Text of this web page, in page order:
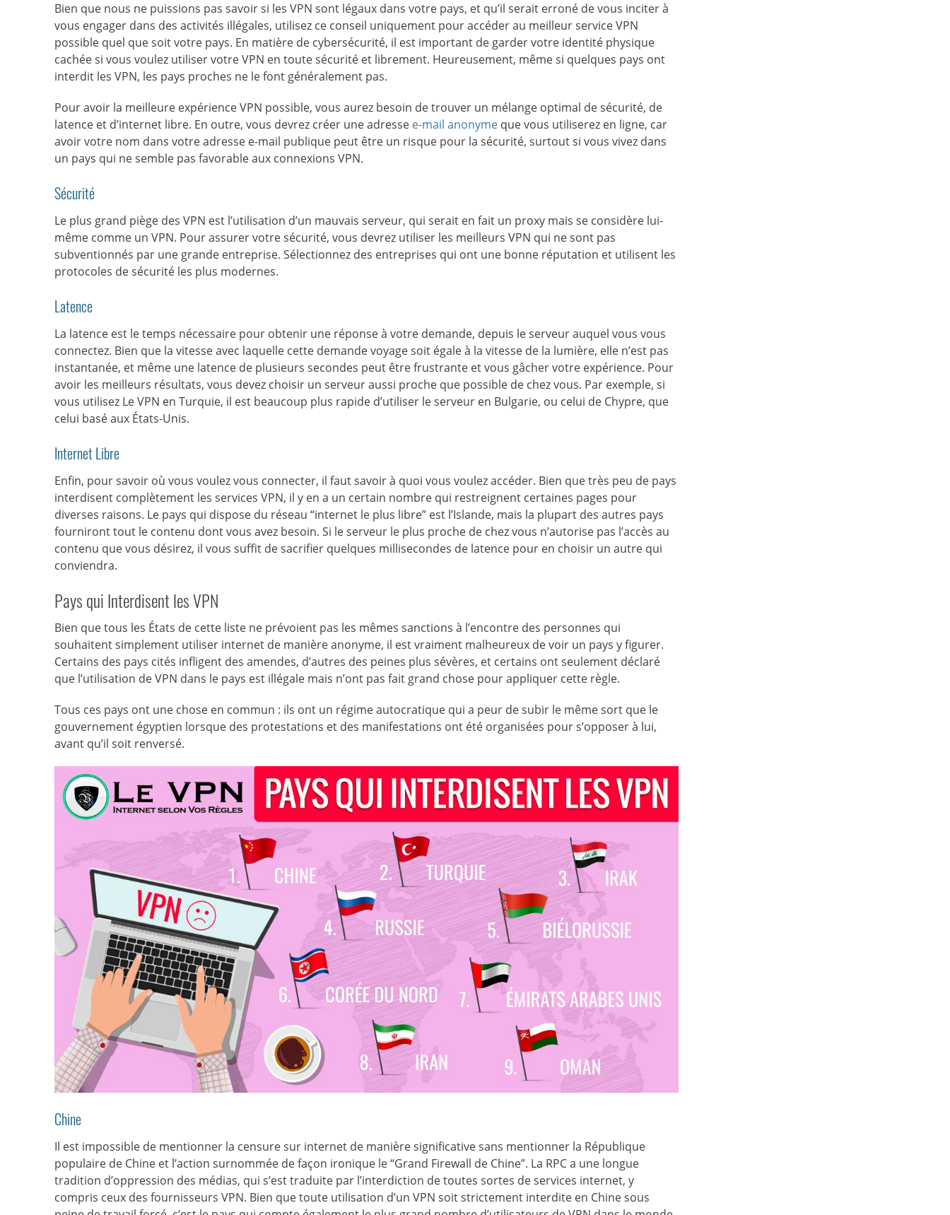
Bien que nous ne puissions pas savoir si les VPN sont légaux dans votre pays, et qu’il serait erroné de vous inciter à
vous engager dans des activités illégales, utilisez ce conseil uniquement pour accéder au meilleur service VPN
possible quel que soit votre pays. En matière de cybersécurité, il est important de garder votre identité physique
cachée si vous voulez utiliser votre VPN en toute sécurité et librement. Heureusement, même si quelques pays ont
interdit les VPN, les pays proches ne le font généralement pas.
Pour avoir la meilleure expérience VPN possible, vous aurez besoin de trouver un mélange optimal de sécurité, de
latence et d’internet libre. En outre, vous devrez créer une adresse e-mail anonyme que vous utiliserez en ligne, car
avoir votre nom dans votre adresse e-mail publique peut être un risque pour la sécurité, surtout si vous vivez dans
un pays qui ne semble pas favorable aux connexions VPN.
Sécurité
Le plus grand piège des VPN est l’utilisation d’un mauvais serveur, qui serait en fait un proxy mais se considère lui-
même comme un VPN. Pour assurer votre sécurité, vous devrez utiliser les meilleurs VPN qui ne sont pas
subventionnés par une grande entreprise. Sélectionnez des entreprises qui ont une bonne réputation et utilisent les
protocoles de sécurité les plus modernes.
Latence
La latence est le temps nécessaire pour obtenir une réponse à votre demande, depuis le serveur auquel vous vous
connectez. Bien que la vitesse avec laquelle cette demande voyage soit égale à la vitesse de la lumière, elle n’est pas
instantanée, et même une latence de plusieurs secondes peut être frustrante et vous gâcher votre expérience. Pour
avoir les meilleurs résultats, vous devez choisir un serveur aussi proche que possible de chez vous. Par exemple, si
vous utilisez Le VPN en Turquie, il est beaucoup plus rapide d’utiliser le serveur en Bulgarie, ou celui de Chypre, que
celui basé aux États-Unis.
Internet Libre
Enfin, pour savoir où vous voulez vous connecter, il faut savoir à quoi vous voulez accéder. Bien que très peu de pays
interdisent complètement les services VPN, il y en a un certain nombre qui restreignent certaines pages pour
diverses raisons. Le pays qui dispose du réseau “internet le plus libre” est l’Islande, mais la plupart des autres pays
fourniront tout le contenu dont vous avez besoin. Si le serveur le plus proche de chez vous n’autorise pas l’accès au
contenu que vous désirez, il vous suffit de sacrifier quelques millisecondes de latence pour en choisir un autre qui
conviendra.
Pays qui Interdisent les VPN
Bien que tous les États de cette liste ne prévoient pas les mêmes sanctions à l’encontre des personnes qui
souhaitent simplement utiliser internet de manière anonyme, il est vraiment malheureux de voir un pays y figurer.
Certains des pays cités infligent des amendes, d’autres des peines plus sévères, et certains ont seulement déclaré
que l’utilisation de VPN dans le pays est illégale mais n’ont pas fait grand chose pour appliquer cette règle.
Tous ces pays ont une chose en commun : ils ont un régime autocratique qui a peur de subir le même sort que le
gouvernement égyptien lorsque des protestations et des manifestations ont été organisées pour s’opposer à lui,
avant qu’il soit renversé.
Chine
Il est impossible de mentionner la censure sur internet de manière significative sans mentionner la République
populaire de Chine et l’action surnommée de façon ironique le “Grand Firewall de Chine”. La RPC a une longue
tradition d’oppression des médias, qui s’est traduite par l’interdiction de toutes sortes de services internet, y
compris ceux des fournisseurs VPN. Bien que toute utilisation d’un VPN soit strictement interdite en Chine sous